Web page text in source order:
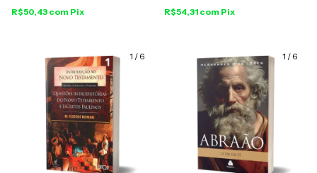
R$50,43 com Pix R$54,31 com Pix
1 / 6 1 / 6